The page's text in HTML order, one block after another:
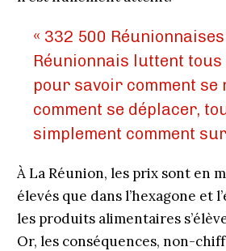
« 332 500
Réunionnais luttent
pour savoir comment
comment se déplacer,
simplement comment
À La Réunion, les prix sont en
élevés que dans l’hexagone et
les produits alimentaires
Or, les conséquences, non-